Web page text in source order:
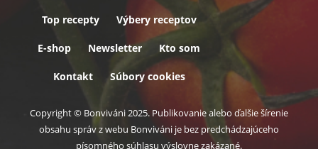
Päta
Top recepty Výbery receptov
E-shop Newsletter Kto som
Kontakt Súbory cookies
Copyright © Bonviváni 2025. Publikovanie alebo ďalšie šírenie
obsahu správ z webu Bonviváni je bez predchádzajúceho
písomného súhlasu výslovne zakázané.